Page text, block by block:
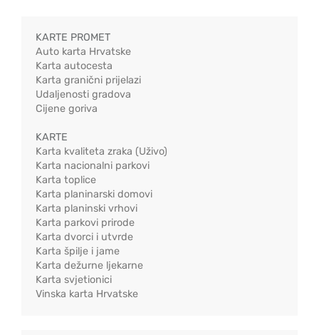
KARTE PROMET
Auto karta Hrvatske
Karta autocesta
Karta granični prijelazi
Udaljenosti gradova
Cijene goriva
KARTE
Karta kvaliteta zraka (Uživo)
Karta nacionalni parkovi
Karta toplice
Karta planinarski domovi
Karta planinski vrhovi
Karta parkovi prirode
Karta dvorci i utvrde
Karta špilje i jame
Karta dežurne ljekarne
Karta svjetionici
Vinska karta Hrvatske